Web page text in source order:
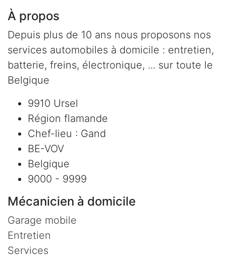
À propos
Depuis plus de 10 ans nous proposons nos
services automobiles à domicile : entretien,
batterie, freins, électronique, ... sur toute le
Belgique
9910 Ursel
Région flamande
Chef-lieu : Gand
BE-VOV
Belgique
9000 - 9999
Mécanicien à domicile
Garage mobile
Entretien
Services